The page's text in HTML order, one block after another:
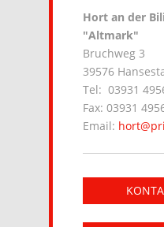
Hort an der
"Altmark"
Bruchweg 3
39576
Tel: 03931
Fax: 03931
Email: